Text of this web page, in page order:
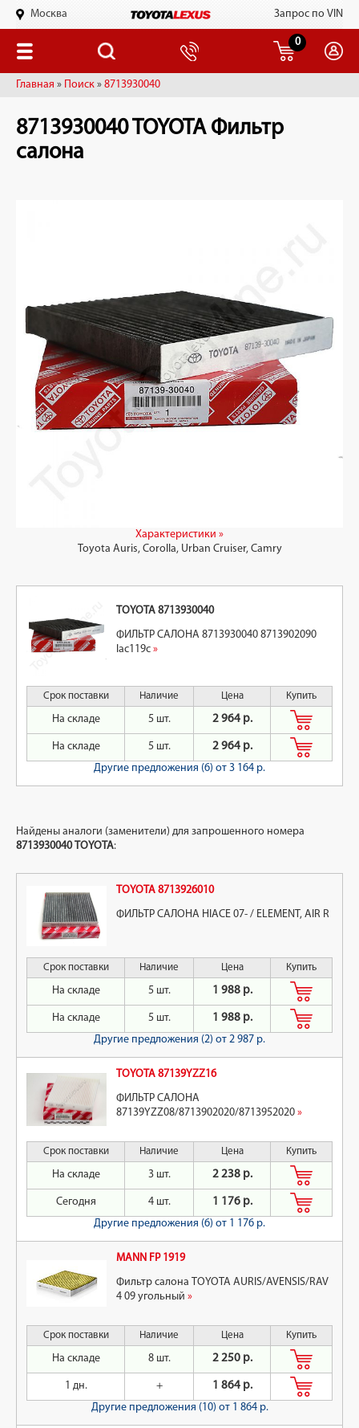
Москва Запрос по VIN
0
Главная » Поиск » 8713930040
8713930040 TOYOTA Фильтр
салона
Характеристики »
Toyota Auris, Corolla, Urban Cruiser, Camry
TOYOTA 8713930040
ФИЛЬТР САЛОНА 8713930040 8713902090
lac119c »
Срок поставки Наличие Цена Купить
На складе 5 шт. 2 964 р.
На складе 5 шт.
2 964 р.
Другие предложения (6) от 3 164 р.
Найдены аналоги (заменители) для запрошенного номера
8713930040 TOYOTA:
TOYOTA 8713926010
ФИЛЬТР САЛОНА HIACE 07- / ELEMENT, AIR R
Срок поставки Наличие Цена Купить
На складе 5 шт. 1 988 р.
На складе 5 шт.
1 988 р.
Другие предложения (2) от 2 987 р.
TOYOTA 87139YZZ16
ФИЛЬТР САЛОНА
87139YZZ08/8713902020/8713952020 »
Срок поставки Наличие Цена Купить
На складе 3 шт. 2 238 р.
Сегодня 4 шт.
1 176 р.
Другие предложения (6) от 1 176 р.
MANN FP 1919
Фильтр салона TOYOTA AURIS/AVENSIS/RAV
4 09 угольный »
Срок поставки Наличие Цена Купить
На складе 8 шт. 2 250 р.
1 дн. +
1 864 р.
Другие предложения (10) от 1 864 р.